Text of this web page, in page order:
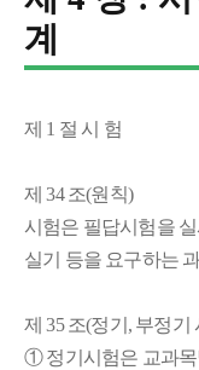
계
제 1 절 시 험
제 34 조(원칙)
시험은 필답시험을
실기 등을 요구하는
제 35 조(정기, 부정기
① 정기시험은 교과목